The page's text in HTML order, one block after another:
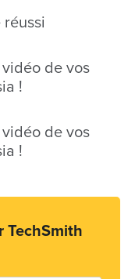
de vos
!
de vos
!
TechSmith